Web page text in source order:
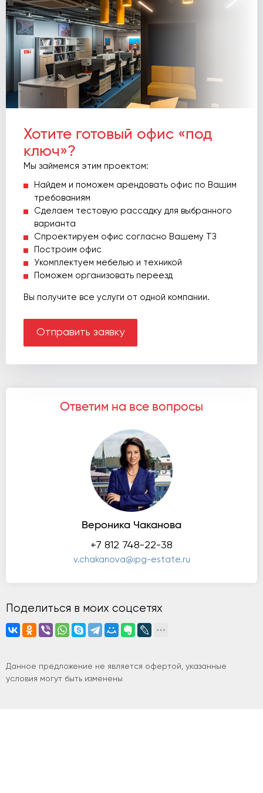
Хотите готовый офис «под
ключ»?
Мы займемся этим проектом:
Найдем и поможем арендовать офис по Вашим
требованиям
Сделаем тестовую рассадку для выбранного
варианта
Спроектируем офис согласно Вашему ТЗ
Построим офис
Укомплектуем мебелью и техникой
Поможем организовать переезд
Вы получите все услуги от одной компании.
Отправить заявку
Ответим на все вопросы
Вероника Чаканова
+7 812 748-22-38
v.chakanova@ipg-estate.ru
Поделиться в моих соцсетях
Данное предложение не является офертой, указанные
условия могут быть изменены